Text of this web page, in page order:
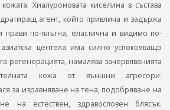
Хиалуроновата киселина в състава
агент, който привлича и задържа
прави по-плътна, еластична и видимо по-
центела има силно успокояващо
регенерацията, намалява зачервяванията
кожа от външни агресори.
за изравняване на тена, подобряване на
на естествен, здравословен блясък.